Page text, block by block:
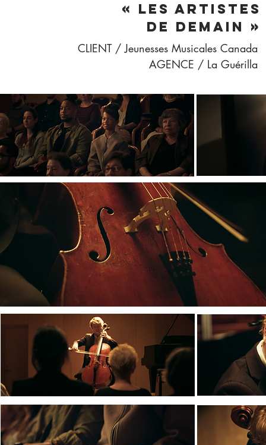
« LES ARTISTES
DE DEMAIN »
CLIENT / Jeunesses Musicales Canada
AGENCE / La Guérilla